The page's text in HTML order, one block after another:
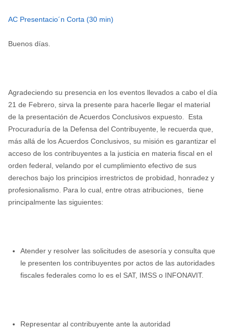
AC Presentacio´n Corta (30 min)
Buenos días.
Agradeciendo su presencia en los eventos llevados a cabo el día
21 de Febrero, sirva la presente para hacerle llegar el material
de la presentación de Acuerdos Conclusivos expuesto. Esta
Procuraduría de la Defensa del Contribuyente, le recuerda que,
más allá de los Acuerdos Conclusivos, su misión es garantizar el
acceso de los contribuyentes a la justicia en materia fiscal en el
orden federal, velando por el cumplimiento efectivo de sus
derechos bajo los principios irrestrictos de probidad, honradez y
profesionalismo. Para lo cual, entre otras atribuciones, tiene
principalmente las siguientes:
Atender y resolver las solicitudes de asesoría y consulta que
le presenten los contribuyentes por actos de las autoridades
fiscales federales como lo es el SAT, IMSS o INFONAVIT.
Representar al contribuyente ante la autoridad